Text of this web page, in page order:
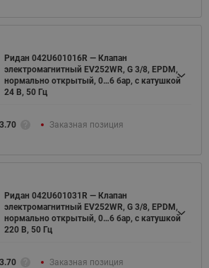
Ридан 042U601016R — Клапан
электромагнитный EV252WR, G 3/8, EPDM,
нормально открытый, 0…6 бар, с катушкой
24 В, 50 Гц
Заказная позиция
Ридан 042U601031R — Клапан
электромагнитный EV252WR, G 3/8, EPDM,
нормально открытый, 0…6 бар, с катушкой
220 В, 50 Гц
Заказная позиция